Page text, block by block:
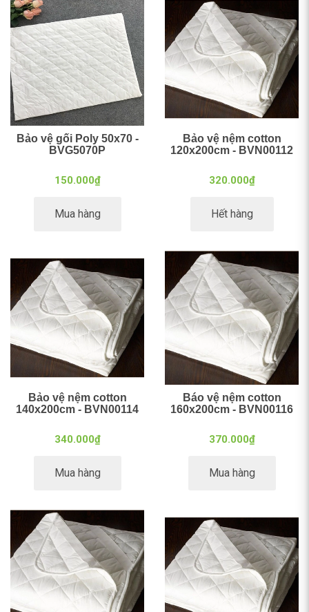
Bảo vệ gối Poly 50x70 -
BVG5070P
150.000₫
Mua hàng
Bảo vệ nệm cotton
120x200cm - BVN00112
320.000₫
Hết hàng
Bảo vệ nệm cotton
140x200cm - BVN00114
340.000₫
Mua hàng
Báo vệ nệm cotton
160x200cm - BVN00116
370.000₫
Mua hàng